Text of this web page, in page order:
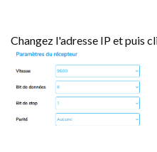
Changez l'adresse IP et puis